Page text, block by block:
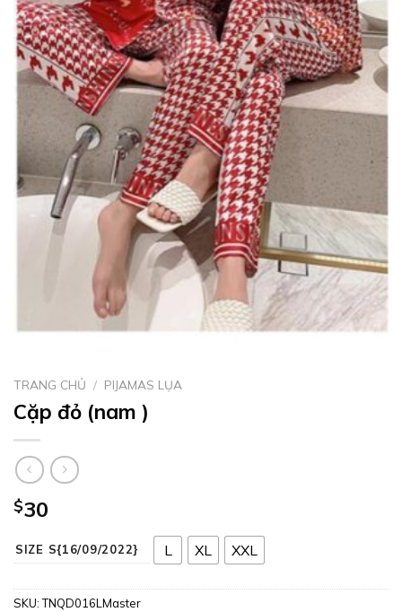
TRANG CHỦ / PIJAMAS LỤA
Cặp đỏ (nam )
$30
SIZE S{16/09/2022} L XL XXL
SKU:TNQD016LMaster